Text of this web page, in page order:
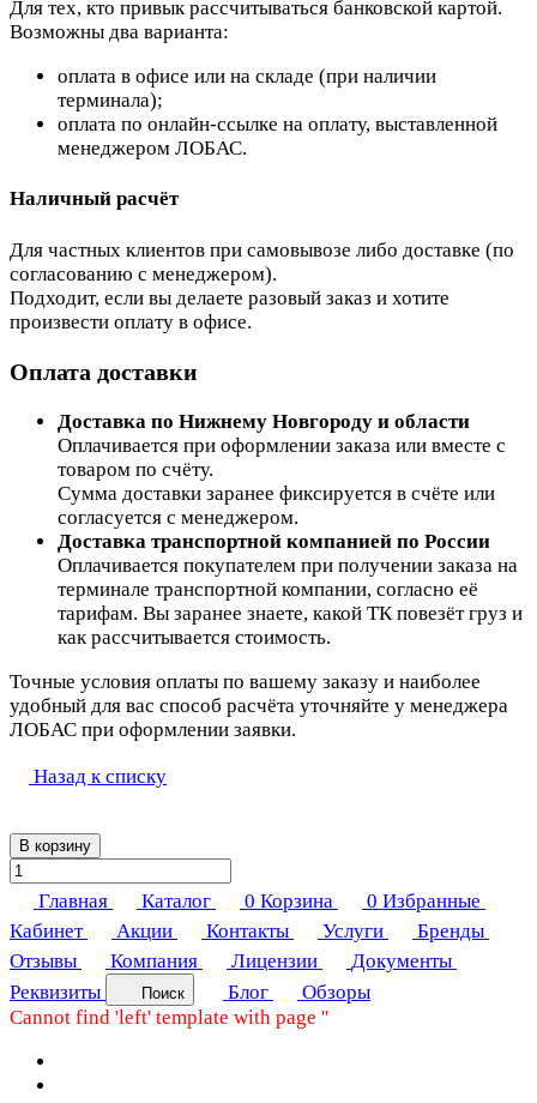
Для тех, кто привык рассчитываться банковской картой.
Возможны два варианта:
оплата в офисе или на складе (при наличии
терминала);
оплата по онлайн-ссылке на оплату, выставленной
менеджером ЛОБАС.
Наличный расчёт
Для частных клиентов при самовывозе либо доставке (по
согласованию с менеджером).
Подходит, если вы делаете разовый заказ и хотите
произвести оплату в офисе.
Оплата доставки
Доставка по Нижнему Новгороду и области
Оплачивается при оформлении заказа или вместе с
товаром по счёту.
Сумма доставки заранее фиксируется в счёте или
согласуется с менеджером.
Доставка транспортной компанией по России
Оплачивается покупателем при получении заказа на
терминале транспортной компании, согласно её
тарифам. Вы заранее знаете, какой ТК повезёт груз и
как рассчитывается стоимость.
Точные условия оплаты по вашему заказу и наиболее
удобный для вас способ расчёта уточняйте у менеджера
ЛОБАС при оформлении заявки.
Назад к списку
В корзину
Главная Каталог 0 Корзина 0 Избранные
Кабинет
Акции Контакты Услуги
Бренды
Отзывы
Компания Лицензии
Документы
Реквизиты
Поиск Блог
Обзоры
Cannot find 'left' template with page ''